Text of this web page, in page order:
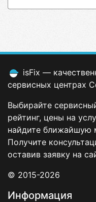
isFix —
сервисных центрах
Выбирайте
рейтинг, цены на
найдите ближайшую
Получите
оставив заявку на
© 2015-2026
Информация